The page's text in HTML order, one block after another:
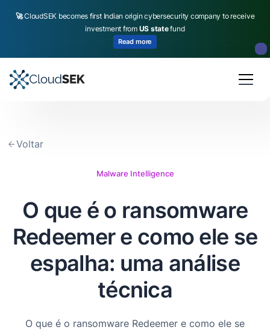
🚀CloudSEK becomes first Indian origin cybersecurity company to receive
investment from US statefund
Read more
Voltar
Malware Intelligence
O que é o ransomware
Redeemer e como ele se
espalha: uma análise
técnica
O que é o ransomware Redeemer e como ele se